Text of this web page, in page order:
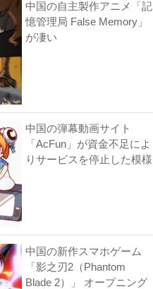
中国の自主製作アニメ「記
憶管理局 False Memory」
が凄い
中国の弾幕動画サイト
「AcFun」が資金不足によ
りサービスを停止した模様
中国の新作スマホゲーム
「影之刃2（Phantom
Blade 2）」 オープニング